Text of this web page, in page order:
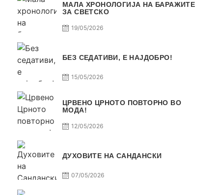
МАЛА ХРОНОЛОГИЈА НА БАРАЖИТЕ
ЗА СВЕТСКО
19/05/2026
БЕЗ СЕДАТИВИ, Е НАЈДОБРО!
15/05/2026
ЦРВЕНО ЦРНОТО ПОВТОРНО ВО
МОДА!
12/05/2026
ДУХОВИТЕ НА САНДАНСКИ
07/05/2026